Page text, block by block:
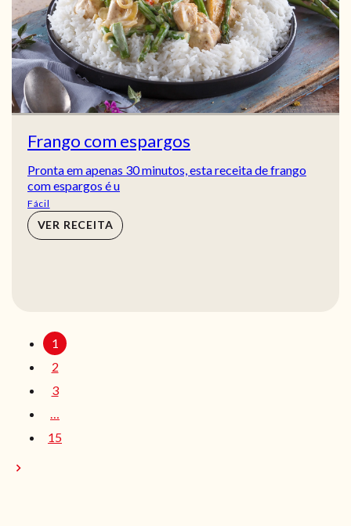
Frango com espargos
Pronta em apenas 30 minutos, esta receita de frango
com espargos é u
Fácil
VER RECEITA
1
2
3
15